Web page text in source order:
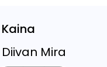
Kaina
Diivan Mira